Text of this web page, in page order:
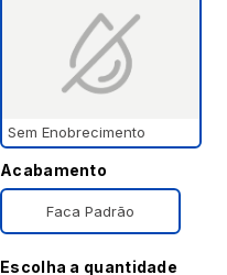
Sem Enobrecimento
Acabamento
Faca Padrão
Escolha a quantidade